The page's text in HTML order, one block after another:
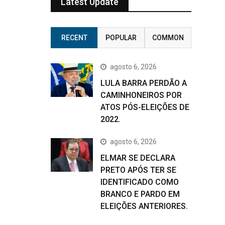
RECENT POPULAR COMMON
agosto 6, 2026
LULA BARRA PERDÃO A
CAMINHONEIROS POR
ATOS PÓS-ELEIÇÕES DE
2022.
agosto 6, 2026
ELMAR SE DECLARA
PRETO APÓS TER SE
IDENTIFICADO COMO
BRANCO E PARDO EM
ELEIÇÕES ANTERIORES.